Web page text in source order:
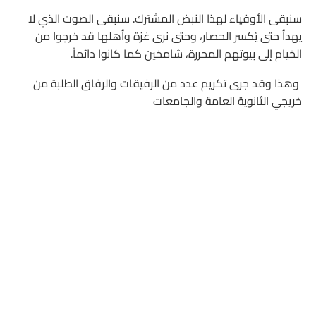
سنبقى الأوفياء لهذا النبض المشترك. سنبقى الصوت الذي لا
يهدأ حتى يُكسر الحصار، وحتى نرى غزة وأهلها قد خرجوا من
الخيام إلى بيوتهم المحررة، شامخين كما كانوا دائماً.
وهذا وقد جرى تكريم عدد من الرفيقات والرفاق الطلبة من
خريجي الثانوية العامة والجامعات